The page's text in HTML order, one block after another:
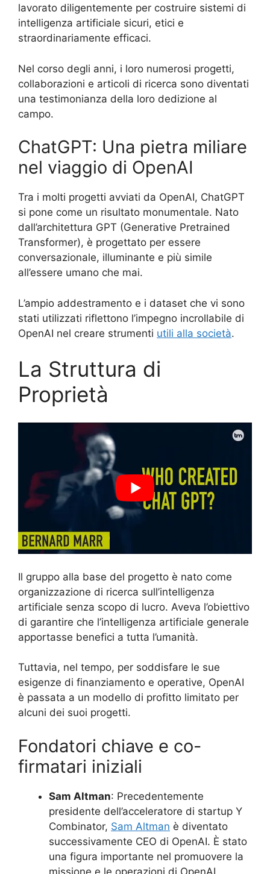
lavorato diligentemente per costruire sistemi di
intelligenza artificiale sicuri, etici e
straordinariamente efficaci.
Nel corso degli anni, i loro numerosi progetti,
collaborazioni e articoli di ricerca sono diventati
una testimonianza della loro dedizione al
campo.
ChatGPT: Una pietra miliare
nel viaggio di OpenAI
Tra i molti progetti avviati da OpenAI, ChatGPT
si pone come un risultato monumentale. Nato
dall’architettura GPT (Generative Pretrained
Transformer), è progettato per essere
conversazionale, illuminante e più simile
all’essere umano che mai.
L’ampio addestramento e i dataset che vi sono
stati utilizzati riflettono l’impegno incrollabile di
OpenAI nel creare strumenti utili alla società.
La Struttura di
Proprietà
Il gruppo alla base del progetto è nato come
organizzazione di ricerca sull’intelligenza
artificiale senza scopo di lucro. Aveva l’obiettivo
di garantire che l’intelligenza artificiale generale
apportasse benefici a tutta l’umanità.
Tuttavia, nel tempo, per soddisfare le sue
esigenze di finanziamento e operative, OpenAI
è passata a un modello di profitto limitato per
alcuni dei suoi progetti.
Fondatori chiave e co-
firmatari iniziali
Sam Altman: Precedentemente
presidente dell’acceleratore di startup Y
Combinator, Sam Altman è diventato
successivamente CEO di OpenAI. È stato
una figura importante nel promuovere la
missione e le operazioni di OpenAI.